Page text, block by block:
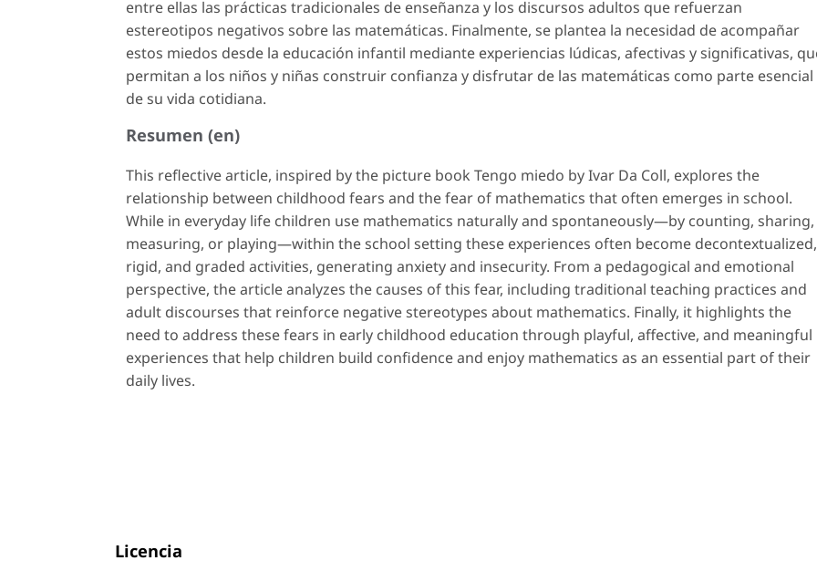
entre ellas las prácticas tradicionales de enseñanza y los discursos adultos que refuerzan
estereotipos negativos sobre las matemáticas. Finalmente, se plantea la necesidad de acompañar
estos miedos desde la educación infantil mediante experiencias lúdicas, afectivas y significativas,
permitan a los niños y niñas construir confianza y disfrutar de las matemáticas como parte esencial
de su vida cotidiana.
Resumen (en)
This reflective article, inspired by the picture book Tengo miedo by Ivar Da Coll, explores the
relationship between childhood fears and the fear of mathematics that often emerges in school.
While in everyday life children use mathematics naturally and spontaneously—by counting, sharing,
measuring, or playing—within the school setting these experiences often become decontextualized,
rigid, and graded activities, generating anxiety and insecurity. From a pedagogical and emotional
perspective, the article analyzes the causes of this fear, including traditional teaching practices and
adult discourses that reinforce negative stereotypes about mathematics. Finally, it highlights the
need to address these fears in early childhood education through playful, affective, and meaningful
experiences that help children build confidence and enjoy mathematics as an essential part of their
daily lives.
Licencia